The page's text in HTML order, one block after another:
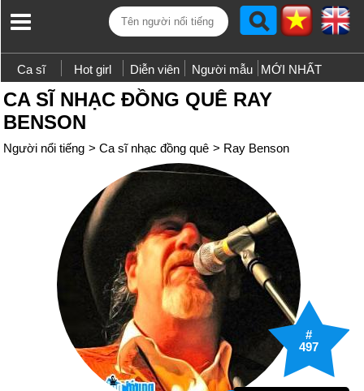
Ca sĩ Hot girl Diễn viên Người mẫu MỚI NHẤT
CA SĨ NHẠC ĐỒNG QUÊ RAY
BENSON
Người nổi tiếng > Ca sĩ nhạc đồng quê > Ray Benson
#
497